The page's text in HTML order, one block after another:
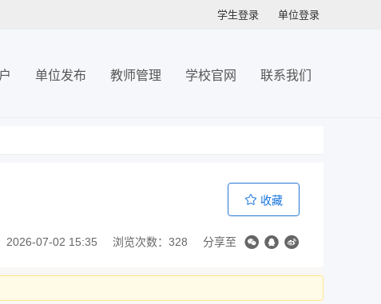
学生登录 单位登录
单位发布 教师管理 学校官网 联系我们
收藏
2026-07-02 15:35 浏览次数：328 分享至